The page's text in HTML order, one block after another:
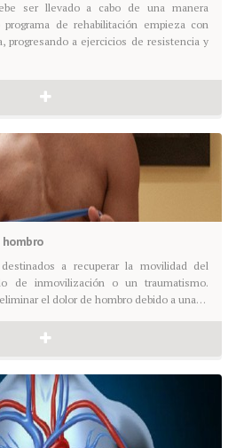
ser llevado a cabo de una manera
de rehabilitación empieza con
progresando a ejercicios de resistencia y
a recuperar la movilidad del
de inmovilización o un traumatismo.
el dolor de hombro debido a una…